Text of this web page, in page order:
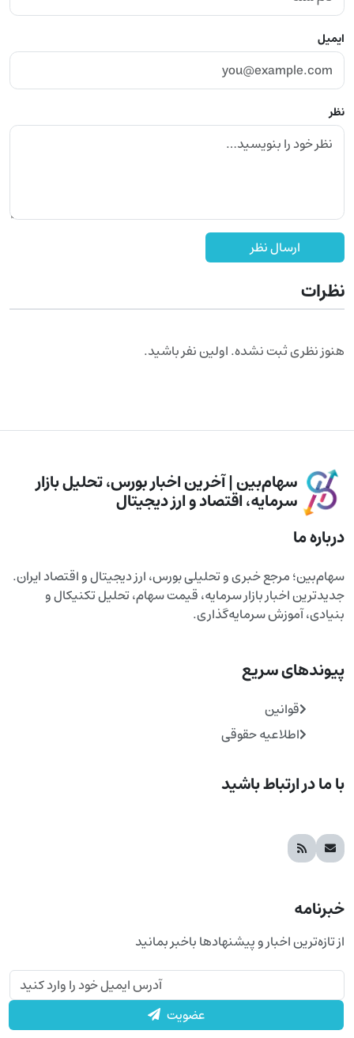
ایمیل
نظر
ارسال نظر
نظرات
هنوز نظری ثبت نشده. اولین نفر باشید.
سهام‌بین | آخرین اخبار بورس، تحلیل بازار
سرمایه، اقتصاد و ارز دیجیتال
درباره ما
سهام‌بین؛ مرجع خبری و تحلیلی بورس، ارز دیجیتال و اقتصاد ایران.
جدیدترین اخبار بازار سرمایه، قیمت سهام، تحلیل تکنیکال و
بنیادی، آموزش سرمایه‌گذاری.
پیوندهای سریع
قوانین
اطلاعیه حقوقی
با ما در ارتباط باشید
خبرنامه
از تازه‌ترین اخبار و پیشنهادها باخبر بمانید
عضویت